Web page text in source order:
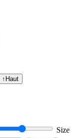
↑ Haut
Size